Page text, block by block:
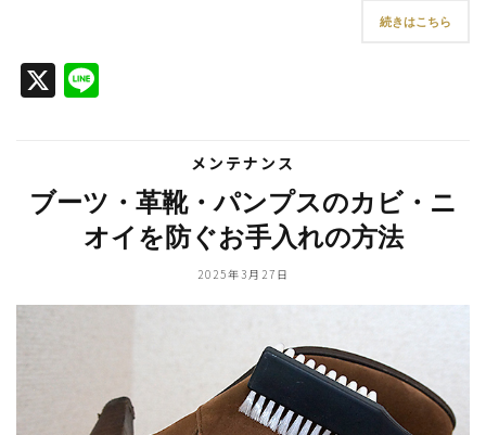
続きはこちら
X
メンテナンス
ブーツ・革靴・パンプスのカビ・ニ
オイを防ぐお手入れの方法
2025年3月27日